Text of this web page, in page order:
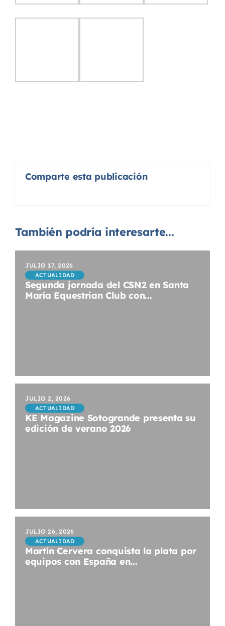
Comparte esta publicación
También podría interesarte...
JULIO 17, 2026
ACTUALIDAD
Segunda jornada del CSN2 en Santa
María Equestrian Club con...
JULIO 2, 2026
ACTUALIDAD
KE Magazine Sotogrande presenta su
edición de verano 2026
JULIO 26, 2026
ACTUALIDAD
Martín Cervera conquista la plata por
equipos con España en...